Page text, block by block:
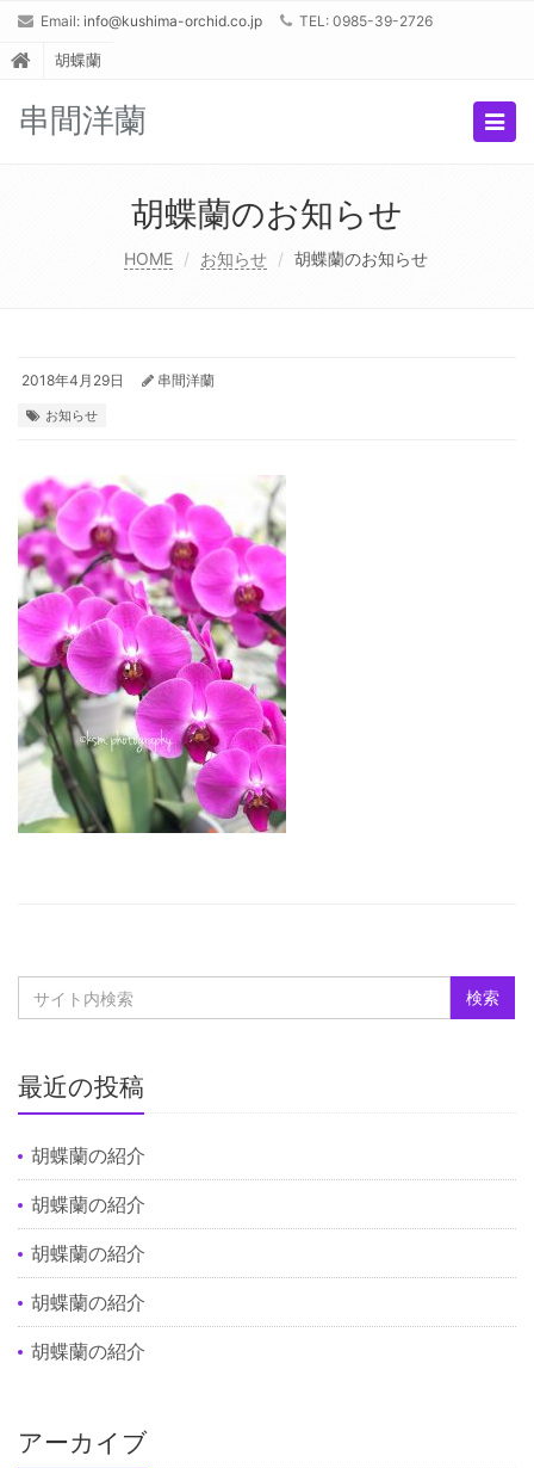
Email: info@kushima-orchid.co.jp TEL: 0985-39-2726
胡蝶蘭
串間洋蘭
胡蝶蘭のお知らせ
HOME お知らせ 胡蝶蘭のお知らせ
2018年4月29日 串間洋蘭
お知らせ
最近の投稿
胡蝶蘭の紹介
胡蝶蘭の紹介
胡蝶蘭の紹介
胡蝶蘭の紹介
胡蝶蘭の紹介
アーカイブ